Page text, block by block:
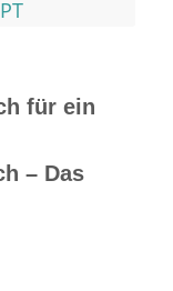
für ein
– Das